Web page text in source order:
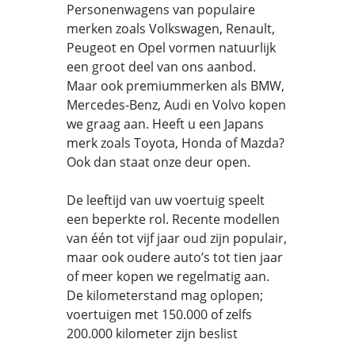
Personenwagens van populaire
merken zoals Volkswagen, Renault,
Peugeot en Opel vormen natuurlijk
een groot deel van ons aanbod.
Maar ook premiummerken als BMW,
Mercedes-Benz, Audi en Volvo kopen
we graag aan. Heeft u een Japans
merk zoals Toyota, Honda of Mazda?
Ook dan staat onze deur open.
De leeftijd van uw voertuig speelt
een beperkte rol. Recente modellen
van één tot vijf jaar oud zijn populair,
maar ook oudere auto’s tot tien jaar
of meer kopen we regelmatig aan.
De kilometerstand mag oplopen;
voertuigen met 150.000 of zelfs
200.000 kilometer zijn beslist